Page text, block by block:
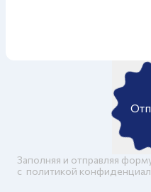
Заполняя и отправляя
c политикой